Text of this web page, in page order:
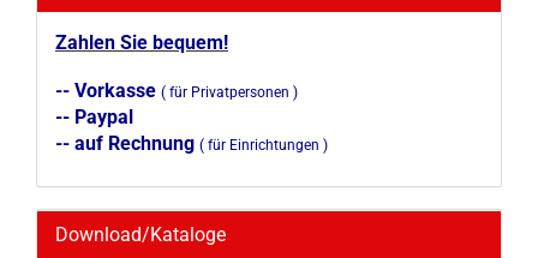
Zahlen Sie bequem!
-- Vorkasse ( für Privatpersonen )
-- Paypal
-- auf Rechnung ( für Einrichtungen )
Download/Kataloge